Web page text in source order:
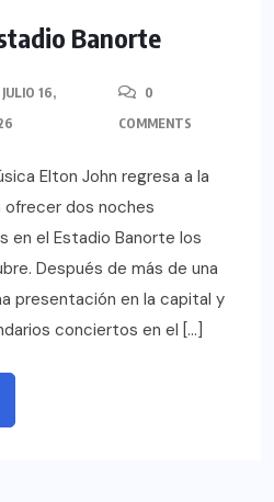
Banorte
JULIO 16,
0
COMMENTS
Elton John regresa a la
ofrecer dos noches
en el Estadio Banorte los
Después de más de una
presentación en la capital y
conciertos en el […]